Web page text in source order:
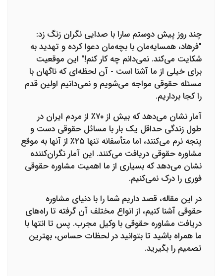
چند روز پیش دوستم سارا با صدایی نگران زنگ زد:
"فرهاد، همسایه‌مان با بچه‌مان دعوا کرده و تهدید به
شکایت می‌کند. نمی‌دانم چه کار کنم!" این موقعیت
برای خیلی از ما آشنا است - آن لحظه‌ای که ناگهان با
مسئله حقوقی مواجه می‌شویم و نمی‌دانیم اولین قدم
را کجا برداریم.
آمار نشان می‌دهد که بیش از ۷۰٪ از مردم ایران در
طول زندگی حداقل یک بار با مسائل حقوقی دست و
پنجه نرم می‌کنند، اما متأسفانه تنها ۲۵٪ از آنها به موقع
مشاوره حقوقی دریافت می‌کنند. این آمار نگران‌کننده
نشان می‌دهد که بسیاری از ما اهمیت مشاوره حقوقی
فوری را درک نمی‌کنیم.
در این مقاله، قصد داریم شما را با دنیای مشاوره
حقوقی آشنا کنیم، از انواع مختلف آن گرفته تا راه‌های
دریافت مشاوره حقوقی با وکیل مجرب. پس تا انتها با
ما همراه باشید تا بتوانید در لحظات حساس، بهترین
تصمیم را بگیرید.